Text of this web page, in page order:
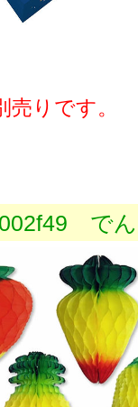
売りです。
で